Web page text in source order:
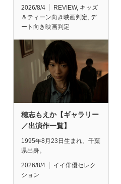
2026/8/4 REVIEW, キッズ
＆ティーン向き映画判定, デ
ート向き映画判定
穂志もえか【ギャラリー
／出演作一覧】
1995年8月23日生まれ。千葉
県出身。
2026/8/4
イイ俳優セレク
ション